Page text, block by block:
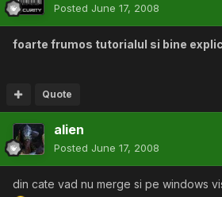
Posted June 17, 2008
foarte frumos tutorialul si bine
Quote
alien
Posted June 17, 2008
din cate vad nu merge si pe windows